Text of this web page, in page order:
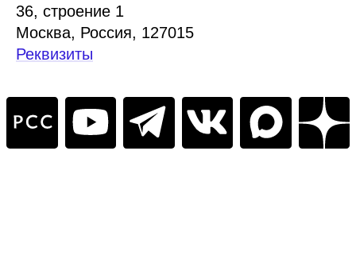
36, строение 1
Москва, Россия, 127015
Реквизиты